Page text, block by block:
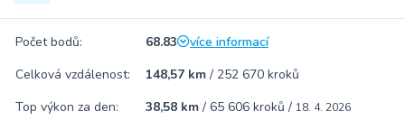
Počet bodů: 68.83
více informací
Celková vzdálenost:
148,57 km / 252 670 kroků
Top výkon za den:
38,58 km / 65 606 kroků / 18. 4. 2026